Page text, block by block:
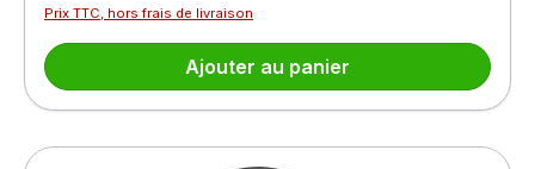
Prix TTC, hors frais de livraison
Ajouter au panier